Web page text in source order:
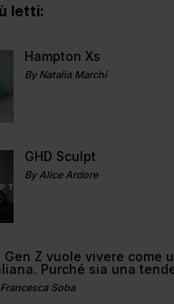
letti:
Hampton Xs
By Natalia Marchi
GHD Sculpt
By Alice Ardore
Gen Z vuole vivere come
Purché sia una
Soba